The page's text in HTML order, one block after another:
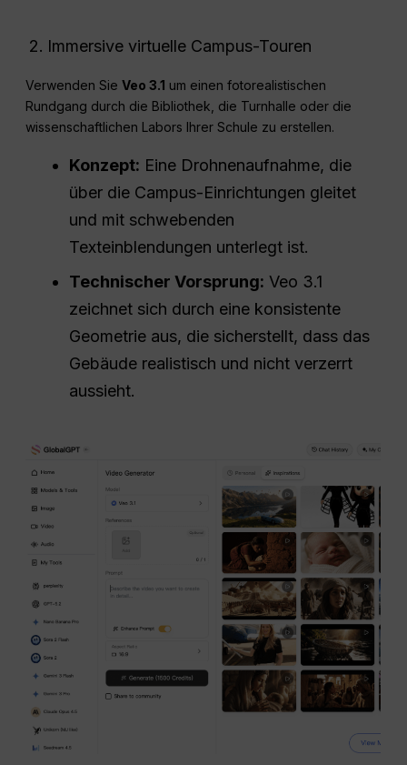
Immersive virtuelle Campus-Touren
Verwenden SieVeo 3.1 um einen fotorealistischen
Rundgang durch die Bibliothek, die Turnhalle oder die
wissenschaftlichen Labors Ihrer Schule zu erstellen.
Konzept: Eine Drohnenaufnahme, die
über die Campus-Einrichtungen gleitet
und mit schwebenden
Texteinblendungen unterlegt ist.
Technischer Vorsprung: Veo 3.1
zeichnet sich durch eine konsistente
Geometrie aus, die sicherstellt, dass das
Gebäude realistisch und nicht verzerrt
aussieht.